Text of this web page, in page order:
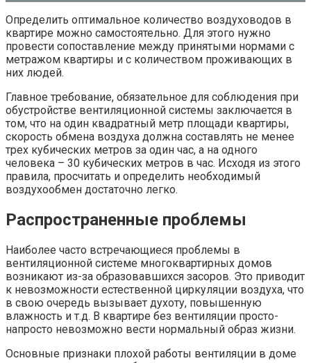
Определить оптимальное количество воздуховодов в
квартире можно самостоятельно. Для этого нужно
провести сопоставление между принятыми нормами с
метражом квартиры и с количеством проживающих в
них людей.
Главное требование, обязательное для соблюдения при
обустройстве вентиляционной системы заключается в
том, что на один квадратный метр площади квартиры,
скорость обмена воздуха должна составлять не менее
трех кубических метров за один час, а на одного
человека – 30 кубических метров в час. Исходя из этого
правила, просчитать и определить необходимый
воздухообмен достаточно легко.
Распространенные проблемы
Наиболее часто встречающиеся проблемы в
вентиляционной системе многоквартирных домов
возникают из-за образовавшихся засоров. Это приводит
к невозможности естественной циркуляции воздуха, что
в свою очередь вызывает духоту, повышенную
влажность и т.д. В квартире без вентиляции просто-
напросто невозможно вести нормальный образ жизни.
Основные признаки плохой работы вентиляции в доме